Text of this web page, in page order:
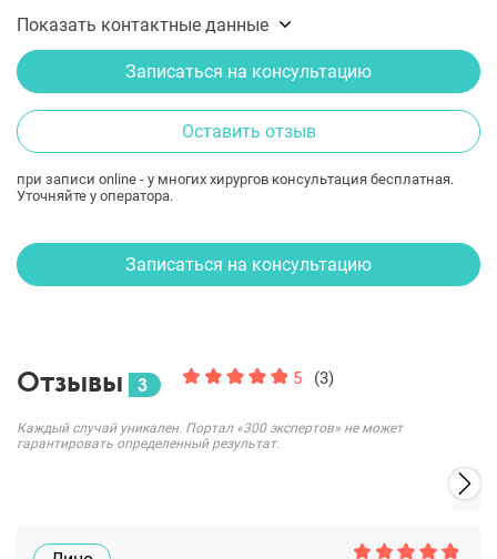
Показать контактные данные
Записаться на консультацию
Оставить отзыв
при записи online - у многих хирургов консультация бесплатная.
Уточняйте у оператора.
Записаться на консультацию
Отзывы 3 5 (3)
Каждый случай уникален. Портал «300 экспертов» не может
гарантировать определенный результат.